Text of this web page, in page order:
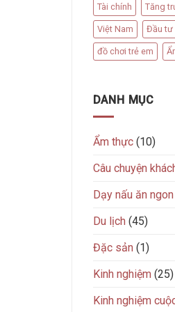
Tài chính Tăng
Việt Nam Đầu tư
đồ chơi trẻ em
DANH MỤC
Ẩm thực(10)
Câu chuyện
Dạy nấu ăn ngon
Du lịch (45)
Đặc sản (1)
Kinh nghiệm (25)
Kinh nghiệm